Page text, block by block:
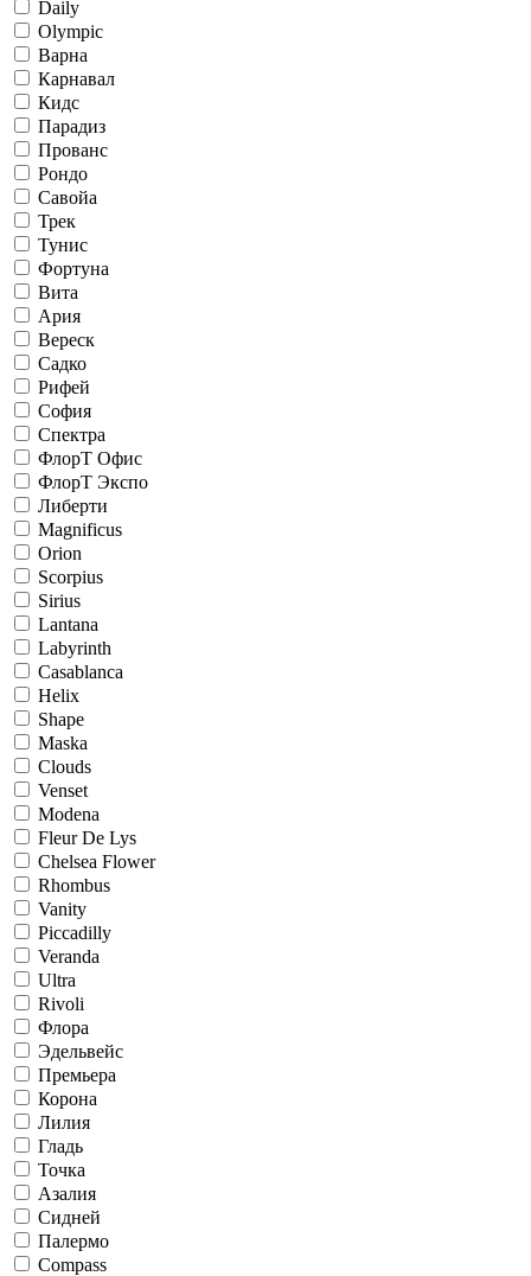
Daily
Olympic
Варна
Карнавал
Кидс
Парадиз
Прованс
Рондо
Савойа
Трек
Тунис
Фортуна
Вита
Ария
Вереск
Садко
Рифей
София
Спектра
ФлорТ Офис
ФлорТ Экспо
Либерти
Magnificus
Orion
Scorpius
Sirius
Lantana
Labyrinth
Casablanca
Helix
Shape
Maska
Clouds
Venset
Modena
Fleur De Lys
Chelsea Flower
Rhombus
Vanity
Piccadilly
Veranda
Ultra
Rivoli
Флора
Эдельвейс
Премьера
Корона
Лилия
Гладь
Точка
Азалия
Сидней
Палермо
Compass